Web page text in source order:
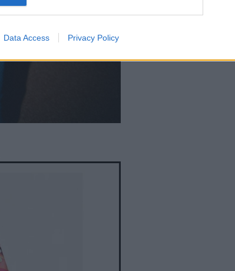
Data Access Privacy Policy